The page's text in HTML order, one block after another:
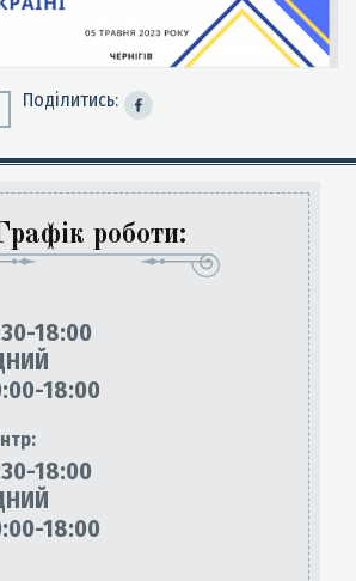
Поділитись:
роботи:
18:00
18:00
18:00
18:00